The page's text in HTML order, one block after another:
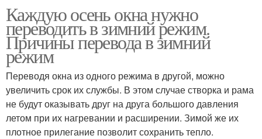
Каждую осень окна нужно
переводить в зимний режим.
Причины перевода в зимний
режим
Переводя окна из одного режима в другой, можно
увеличить срок их службы. В этом случае створка и рама
не будут оказывать друг на друга большого давления
летом при их нагревании и расширении. Зимой же их
плотное прилегание позволит сохранить тепло.